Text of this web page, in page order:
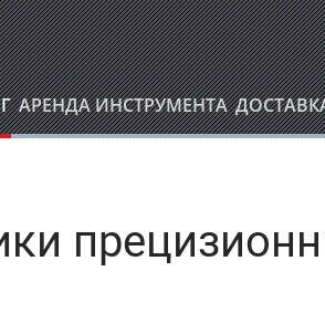
АРЕНДА ИНСТРУМЕНТА